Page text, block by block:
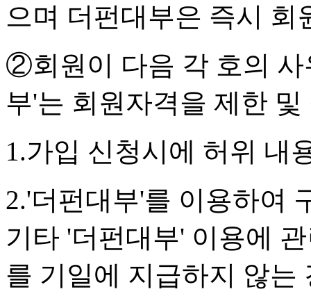
으며 더펀대부은 즉시 회
②회원이 다음 각 호의 사
부'는 회원자격을 제한
1.가입 신청시에 허위 내
2.'더펀대부'를 이용하여
기타 '더펀대부' 이용에
를 기일에 지급하지 않는